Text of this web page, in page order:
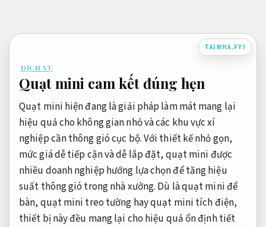
nội
TAINHA.FYI
DỊCH VỤ
Quạt mini cam kết đúng hẹn
Quạt mini hiện đang là giải pháp làm mát mang lại
hiệu quả cho không gian nhỏ và các khu vực xí
nghiệp cần thông gió cục bộ. Với thiết kế nhỏ gọn,
mức giá dễ tiếp cận và dễ lắp đặt, quạt mini được
nhiều doanh nghiệp hướng lựa chọn để tăng hiệu
suất thông gió trong nhà xưởng. Dù là quạt mini để
bàn, quạt mini treo tường hay quạt mini tích điện,
thiết bị này đều mang lại cho hiệu quả ổn định tiết